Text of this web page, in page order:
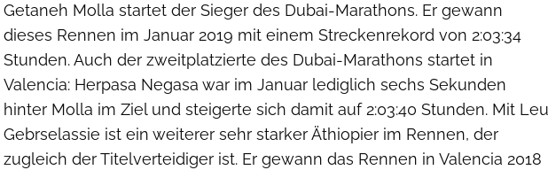
Getaneh Molla startet der Sieger des Dubai-Marathons. Er gewann
dieses Rennen im Januar 2019 mit einem Streckenrekord von 2:03:34
Stunden. Auch der zweitplatzierte des Dubai-Marathons startet in
Valencia: Herpasa Negasa war im Januar lediglich sechs Sekunden
hinter Molla im Ziel und steigerte sich damit auf 2:03:40 Stunden. Mit
Gebrselassie ist ein weiterer sehr starker Äthiopier im Rennen, der
zugleich der Titelverteidiger ist. Er gewann das Rennen in Valencia 2018